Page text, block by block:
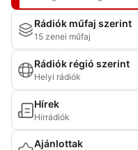
Rádiók műfaj szerint
15 zenei műfaj
Rádiók régió szerint
Helyi rádiók
Hírek
Hírrádiók
Ajánlottak